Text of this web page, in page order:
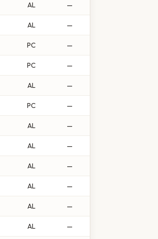
AL —
AL —
PC —
PC —
AL —
PC —
AL —
AL —
AL —
AL —
AL —
AL —